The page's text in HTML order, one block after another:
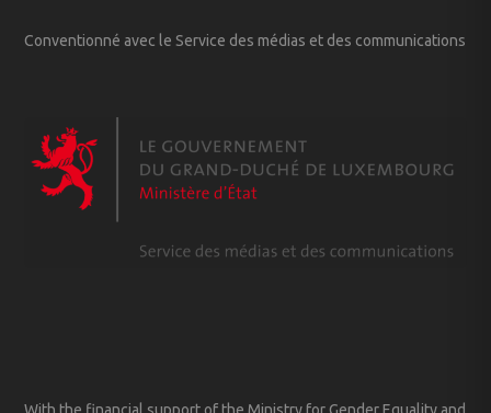
Conventionné avec le Service des médias et des communications